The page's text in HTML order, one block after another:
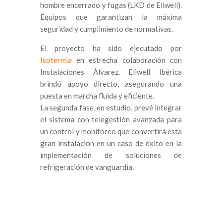
hombre encerrado y fugas (LKD de Eliwell).
Equipos que garantizan la máxima
seguridad y cumplimiento de normativas.
El proyecto ha sido ejecutado por
Isotermiaen estrecha colaboración con
Instalaciones Álvarez. Eliwell Ibérica
brindó apoyo directo, asegurando una
puesta en marcha fluida y eficiente.
La segunda fase, en estudio, prevé integrar
el sistema con telegestión avanzada para
un control y monitoreo que convertirá esta
gran instalación en un caso de éxito en la
implementación de soluciones de
refrigeración de vanguardia.